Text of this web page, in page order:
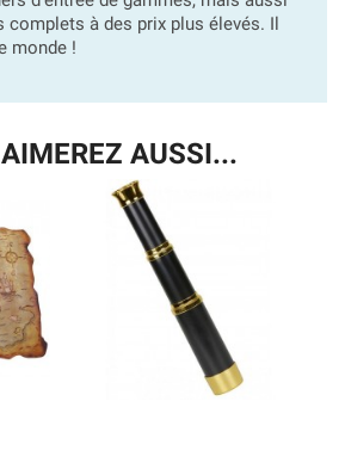
complets à des prix plus élevés. Il
monde !
AUSSI...